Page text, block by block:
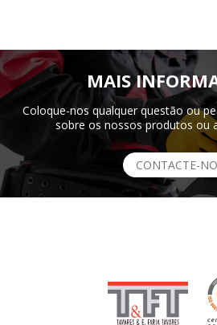
MAIS
Coloque-nos qualquer questão ou
sobre os nossos produtos ou
CONTACTE-